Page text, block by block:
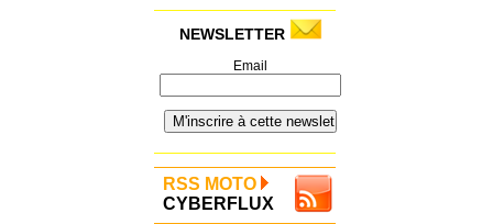
NEWSLETTER
Email
RSS MOTO
CYBERFLUX